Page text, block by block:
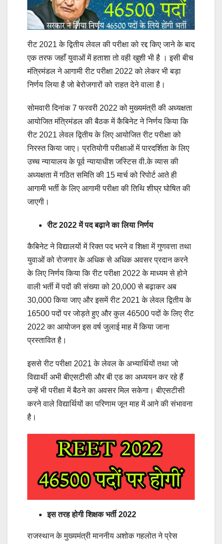
रीट 2021 के द्वितीय लेवल की परीक्षा को रद्द किए जाने के बाद
एक तरफ जहाँ युवाओं में हताशा तो वही खुशी भी है । इसी बीच
मंत्रिमंडल ने आगामी रीट परीक्षा 2022 को लेकर भी बड़ा
निर्णय लिया है जो बेरोजगारों को राहत देने वाला है।
सोमवारी दिनांक 7 फरवरी 2022 को मुख्यमंत्री की अध्यक्षता
आयोजित मंत्रिमंडल की बैठक में कैबिनेट ने निर्णय किया कि
रीट 2021 लेवल द्वितीय के लिए आयोजित रीट परीक्षा को
निरस्त किया जाए। प्रतियोगी परीक्षाओं में पारदर्शिता के लिए
उच्च न्यायालय के पूर्व न्यायाधीश जस्टिस वी.के व्यास की
अध्यक्षता में गठित समिति की 15 मार्च को रिपोर्ट आते ही
आगामी भर्ती के लिए आगामी परीक्षा की तिथि शीघ्र घोषित की
जाएगी।
रीट 2022 में पद बढ़ाने का लिया निर्णय
कैबिनेट ने विद्यालयों में रिक्त पद भरने व शिक्षा में गुणवत्ता तथा
युवाओं को रोजगार के अधिक से अधिक अवसर प्रदान करने
के लिए निर्णय किया कि रीट परीक्षा 2022 के माध्यम से होने
वाली भर्ती में पदों की संख्या को 20,000 से बढ़ाकर अब
30,000 किया जाए और इसमें रीट 2021 के लेवल द्वितीय के
16500 पदों पर जोड़ते हुए और कुल 46500 पदों के लिए रीट
2022 का आयोजन इस वर्ष जुलाई माह में किया जाना
प्रस्तावित है।
इससे रीट परीक्षा 2021 के लेवल के अभ्यार्थियों तथा जो
विद्यार्थी अभी बीएसटीसी और बी एड का अध्ययन कर रहे हैं
उन्हें भी परीक्षा में बैठने का अवसर मिल सकेगा। बीएसटीसी
करने वाले विद्यार्थियों का परिणाम जून माह में आने की संभावना
है।
इस तरह होगी शिक्षक भर्ती 2022
राजस्थान के मुख्यमंत्री माननीय अशोक गहलोत ने प्रेस